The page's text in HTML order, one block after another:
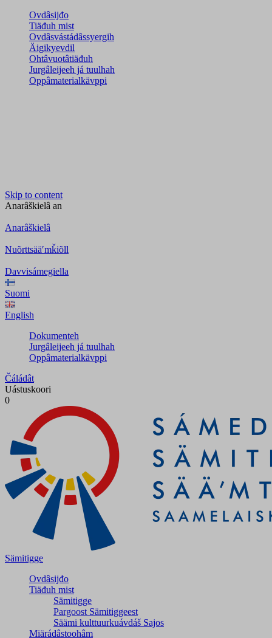
Ovdâsijđo
Tiäđuh mist
Ovdâsvástádâssyergih
Äigikyevdil
Ohtâvuotâtiäđuh
Jurgâleijeeh já tuulhah
Oppâmaterialkävppi
Skip to content
Anarâškielâ an
Anarâškielâ
Nuõrttsääʹmǩiõll
Davvisámegiella
Suomi
English
Dokumenteh
Jurgâleijeeh já tuulhah
Oppâmaterialkävppi
Čáládât
Uástuskoori
0
Sämitigge
Ovdâsijđo
Tiäđuh mist
Sämitigge
Pargoost Sämitiggeest
Säämi kulttuurkuávdáš Sajos
Miärádâstoohâm